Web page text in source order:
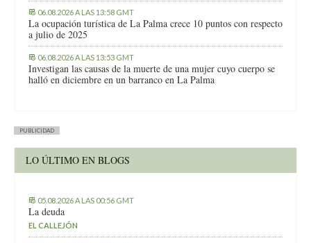
06.08.2026 A LAS 13:58 GMT
La ocupación turística de La Palma crece 10 puntos con respecto
a julio de 2025
06.08.2026 A LAS 13:53 GMT
Investigan las causas de la muerte de una mujer cuyo cuerpo se
halló en diciembre en un barranco en La Palma
PUBLICIDAD
LO ÚLTIMO EN BLOGS
05.08.2026 A LAS 00:56 GMT
La deuda
EL CALLEJÓN